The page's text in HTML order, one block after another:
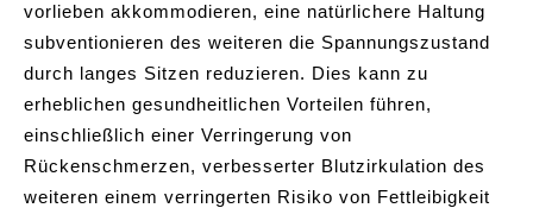
vorlieben akkommodieren, eine natürlichere Haltung
subventionieren des weiteren die Spannungszustand
durch langes Sitzen reduzieren. Dies kann zu
erheblichen gesundheitlichen Vorteilen führen,
einschließlich einer Verringerung von
Rückenschmerzen, verbesserter Blutzirkulation des
weiteren einem verringerten Risiko von Fettleibigkeit